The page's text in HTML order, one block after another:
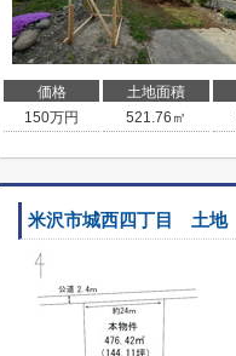
価格 土地面積
150万円 521.76㎡
米沢市城西四丁目 土地